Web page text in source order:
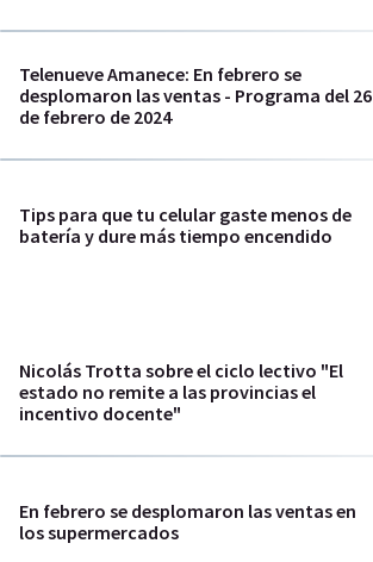
Telenueve Amanece: En febrero se
desplomaron las ventas - Programa del 26
de febrero de 2024
Tips para que tu celular gaste menos de
batería y dure más tiempo encendido
Nicolás Trotta sobre el ciclo lectivo "El
estado no remite a las provincias el
incentivo docente"
En febrero se desplomaron las ventas en
los supermercados